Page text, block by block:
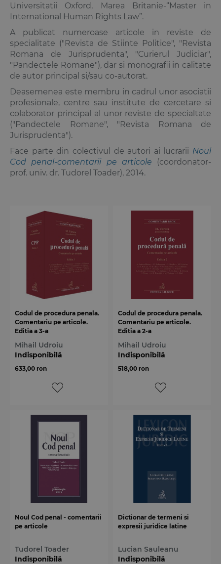
Universitatii Oxford, Marea Britanie-“Master in
International Human Rights Law”.
A publicat numeroase articole in reviste de
specialitate ("Revista de Stiinte Politice", "Revista
Romana de Jurisprudenta", "Curierul Judiciar",
"Pandectele Romane"), dar si monografii in calitate
de autor principal si/sau co-autorat.
Deasemenea este membru in cadrul unor asociatii
profesionale, centre sau institute de cercetare si
colaborator principal al unor reviste de specialtate
("Pandectele Romane", "Revista Romana de
Jurisprudenta").
Face parte din colectivul de autori ai lucrarii Noul
Cod penal-comentarii pe articole (coordonator-
prof. univ. dr. Tudorel Toader), 2014.
Codul de procedura penala.
Comentariu pe articole.
Editia a 3-a
Mihail Udroiu
Indisponibilă
633,00 ron
Codul de procedura penala.
Comentariu pe articole.
Editia a 2-a
Mihail Udroiu
Indisponibilă
518,00 ron
Noul Cod penal - comentarii
pe articole
Tudorel Toader
Indisponibilă
Dictionar de termeni si
expresii juridice latine
Lucian Sauleanu
Indisponibilă